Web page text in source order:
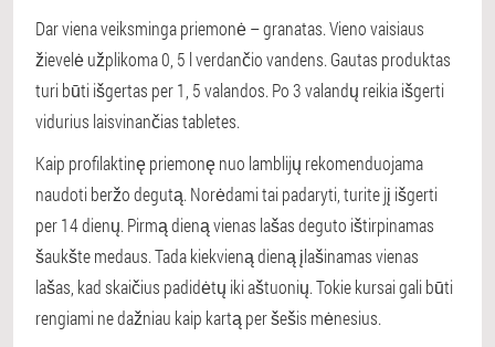
Dar viena veiksminga priemonė – granatas. Vieno vaisiaus
žievelė užplikoma 0, 5 l verdančio vandens. Gautas produktas
turi būti išgertas per 1, 5 valandos. Po 3 valandų reikia išgerti
vidurius laisvinančias tabletes.
Kaip profilaktinę priemonę nuo lamblijų rekomenduojama
naudoti beržo degutą. Norėdami tai padaryti, turite jį išgerti
per 14 dienų. Pirmą dieną vienas lašas deguto ištirpinamas
šaukšte medaus. Tada kiekvieną dieną įlašinamas vienas
lašas, kad skaičius padidėtų iki aštuonių. Tokie kursai gali būti
rengiami ne dažniau kaip kartą per šešis mėnesius.